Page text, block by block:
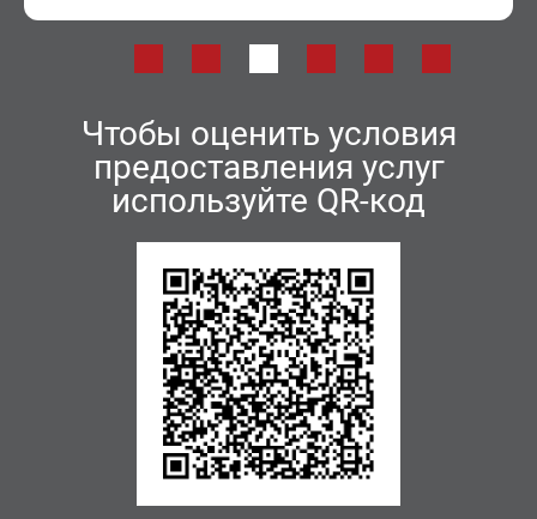
Чтобы оценить условия
предоставления услуг
используйте QR-код